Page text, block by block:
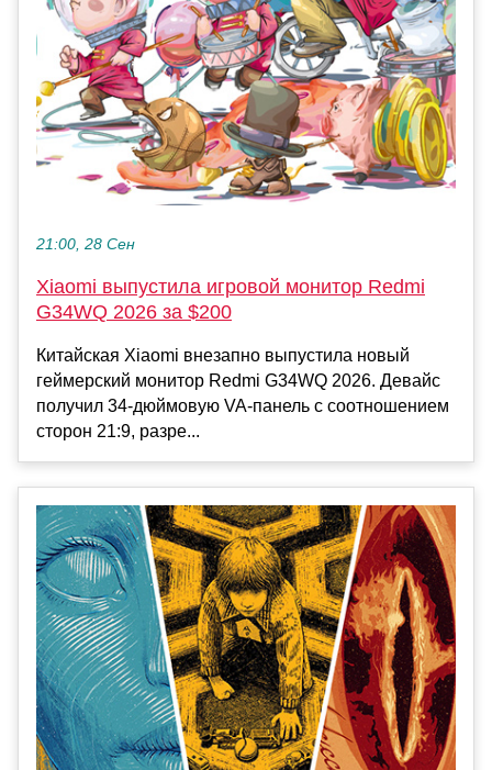
21:00, 28 Сен
Xiaomi выпустила игровой монитор Redmi
G34WQ 2026 за $200
Китайская Xiaomi внезапно выпустила новый
геймерский монитор Redmi G34WQ 2026. Девайс
получил 34-дюймовую VA-панель с соотношением
сторон 21:9, разре...